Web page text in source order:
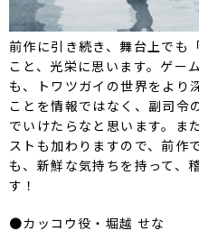
前作に引き続き、舞台上でも
こと、光栄に思います。ゲー
も、トワツガイの世界をより
ことを情報ではなく、副司令
でいけたらなと思います。ま
ストも加わりますので、前作
も、新鮮な気持ちを持って、
す！
●カッコウ役・堀越 せな